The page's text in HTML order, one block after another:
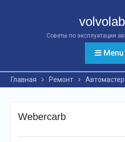
Советы по эксплуатации
Menu
Главная Ремонт
Webercarb